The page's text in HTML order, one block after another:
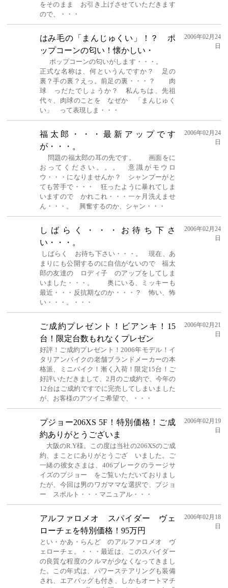
をそのまま お引き上げさせていただきます
ので、・・・
はみ毛の「まんじゅくい」！？ ポ
ップコーンの匂い！懐かしい・
ポップコーンの匂いがします・・・。
正式な名称は、何というんですか？ 足の
裏？手の裏？えっ。前足の裏・・・？ 肉
球 っだたでしょうか？ 私んちは、先祖
代々、肉球のことを なぜか 「まんじゅく
い」 って表現しま・・・
2006年02月24
日
福太郎・・・最新アップです
が・・・。
問題の福太郎の耳の先です。 画面をに
おってください。。。 意識がモウロ
ウ・・・になりませんか？ シャンプーがと
ても苦手で・・・ 狂ったように暴れてしま
いますので かれこれ・・・一ヶ月洗えませ
ん・・・。 興奮するのか、シャン・・・
2006年02月24
日
しばらく・・・お待ち下さ
い・・・。
しばらく お待ち下さい・・・。 現在、あ
まりにも公開するのに自信がないので 福太
郎の友達の ロディ子 のアップをしてしま
いました・・・。 奥にいる、ミッキーも
最近・・・反抗期なのか・・・？ 怖い、怖
い・・・。・・・
2006年02月24
日
ご成約プレゼント！ビアンキ！15
台！限定台数もれなくプレゼン
好評！ご成約プレゼント！2006年モデル！イ
タリアンバイクの老舗ブランドメーカーの本
格派、ミニバイク！漸く入荷！限定15台！ご
好評いただきまして、2月のご成約で、今年の
12台はご成約ですでに完売してしまいました
が、お客様のアツイご希望で、・・・
2006年02月21
日
プジョー206XS 5F！特別価格！ご成
約ありがとうございま
大阪のR.Y様。この度は当社の206XSのご成
約、まことにありがとうござ いました。ご
一緒の彼女さまは、406ブレークのラージサ
イズのプジョー をご覧いただいておりまし
たが、今回は男のワガママな選択で、プジョ
ー スポルト・・・マニュアル・・・
2006年02月19
日
アルファロメオ スパイダー ヴェ
ローチェを特別価格！95万円
とい・かあ・らんど のアルファロメオ ヴ
ェローチェ。・・・最近は、このスパイダー
の良質な程度のクルマが少なくなってきまし
た。この年式は、パワーステアリングも装備
され、エアバッグも付き、しかもオートマチ
2006年02月18
日